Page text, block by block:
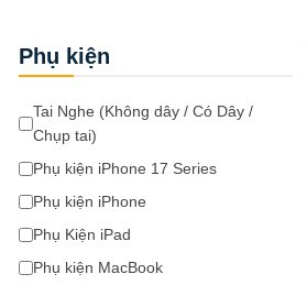
Phụ kiện
Tai Nghe (Không dây / Có Dây /
Chụp tai)
Phụ kiện iPhone 17 Series
Phụ kiện iPhone
Phụ Kiện iPad
Phụ kiện MacBook